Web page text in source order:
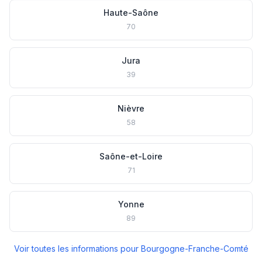
Haute-Saône
70
Jura
39
Nièvre
58
Saône-et-Loire
71
Yonne
89
Voir toutes les informations pour Bourgogne-Franche-Comté